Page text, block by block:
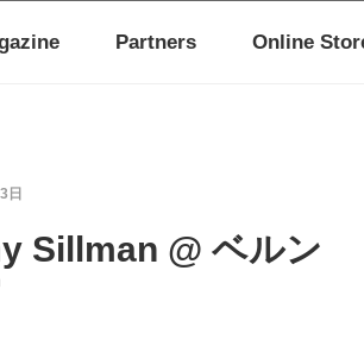
Partners Online
日
Sillman @ ベルン